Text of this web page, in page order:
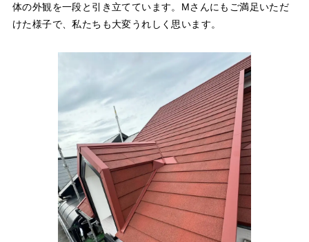
体の外観を一段と引き立てています。Mさんにもご満足いただ
けた様子で、私たちも大変うれしく思います。